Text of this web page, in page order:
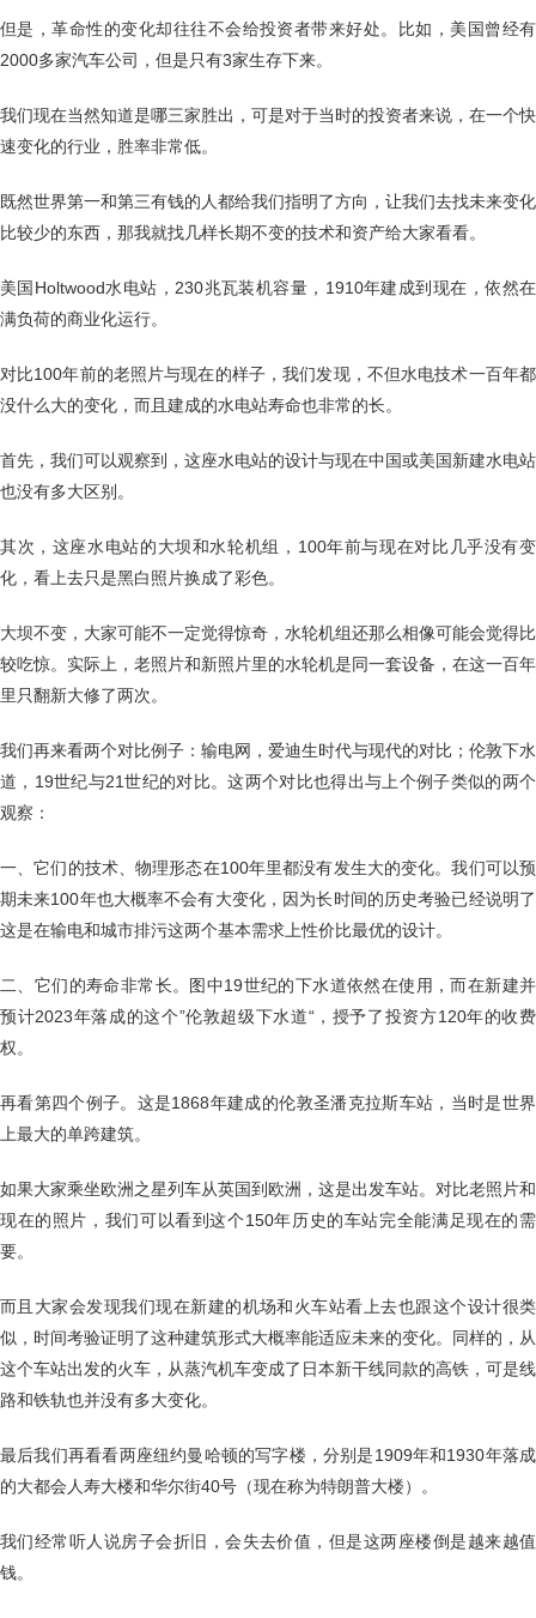
但是，革命性的变化却往往不会给投资者带来好处。比如，美国曾经有
2000多家汽车公司，但是只有3家生存下来。
我们现在当然知道是哪三家胜出，可是对于当时的投资者来说，在一个快
速变化的行业，胜率非常低。
既然世界第一和第三有钱的人都给我们指明了方向，让我们去找未来变化
比较少的东西，那我就找几样长期不变的技术和资产给大家看看。
美国Holtwood水电站，230兆瓦装机容量，1910年建成到现在，依然在
满负荷的商业化运行。
对比100年前的老照片与现在的样子，我们发现，不但水电技术一百年都
没什么大的变化，而且建成的水电站寿命也非常的长。
首先，我们可以观察到，这座水电站的设计与现在中国或美国新建水电站
也没有多大区别。
其次，这座水电站的大坝和水轮机组，100年前与现在对比几乎没有变
化，看上去只是黑白照片换成了彩色。
大坝不变，大家可能不一定觉得惊奇，水轮机组还那么相像可能会觉得比
较吃惊。实际上，老照片和新照片里的水轮机是同一套设备，在这一百年
里只翻新大修了两次。
我们再来看两个对比例子：输电网，爱迪生时代与现代的对比；伦敦下水
道，19世纪与21世纪的对比。这两个对比也得出与上个例子类似的两个
观察：
一、它们的技术、物理形态在100年里都没有发生大的变化。我们可以预
期未来100年也大概率不会有大变化，因为长时间的历史考验已经说明了
这是在输电和城市排污这两个基本需求上性价比最优的设计。
二、它们的寿命非常长。图中19世纪的下水道依然在使用，而在新建并
预计2023年落成的这个”伦敦超级下水道“，授予了投资方120年的收费
权。
再看第四个例子。这是1868年建成的伦敦圣潘克拉斯车站，当时是世界
上最大的单跨建筑。
如果大家乘坐欧洲之星列车从英国到欧洲，这是出发车站。对比老照片和
现在的照片，我们可以看到这个150年历史的车站完全能满足现在的需
要。
而且大家会发现我们现在新建的机场和火车站看上去也跟这个设计很类
似，时间考验证明了这种建筑形式大概率能适应未来的变化。同样的，从
这个车站出发的火车，从蒸汽机车变成了日本新干线同款的高铁，可是线
路和铁轨也并没有多大变化。
最后我们再看看两座纽约曼哈顿的写字楼，分别是1909年和1930年落成
的大都会人寿大楼和华尔街40号（现在称为特朗普大楼）。
我们经常听人说房子会折旧，会失去价值，但是这两座楼倒是越来越值
钱。